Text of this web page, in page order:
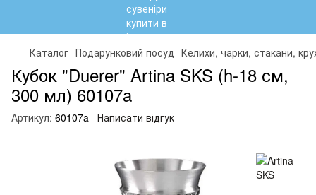
Каталог Подарунковий посуд Келихи, чарки, стакани,
Кубок "Duerer" Artina SKS (h-18 см,
300 мл) 60107a
Артикул: 60107a Написати відгук